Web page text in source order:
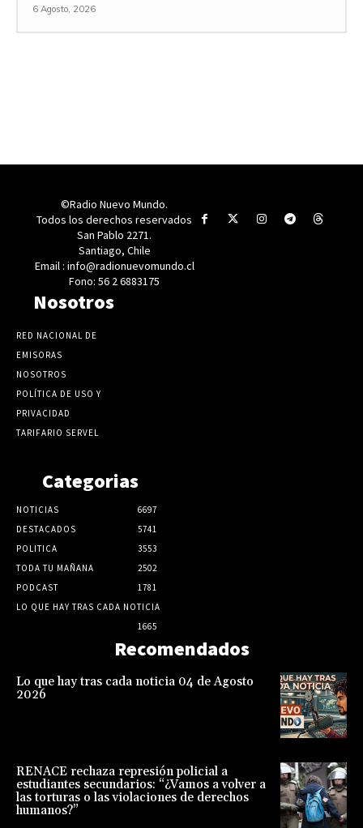
6 Agosto, 2026
©Radio Nuevo Mundo.
Todos los derechos reservados
San Pablo 2271.
Santiago, Chile
Email : info@radionuevomundo.cl
Fono: 56 2 6883175
Nosotros
RED NACIONAL DE
EMISORAS
NOSOTROS
POLÍTICA DE USO Y
PRIVACIDAD
TARIFARIO SERVEL
Categorias
NOTICIAS
6697
DESTACADOS
5741
POLITICA
3553
TODA TU MAÑANA
2502
PODCAST
1781
LO QUE HAY TRAS CADA NOTICIA
1665
Recomendados
Lo que hay tras cada noticia 04 de Agosto
2026
RENACE rechaza represión policial a
estudiantes secundarios: “¿Vamos a volver a
las torturas o las violaciones de derechos
humanos?”